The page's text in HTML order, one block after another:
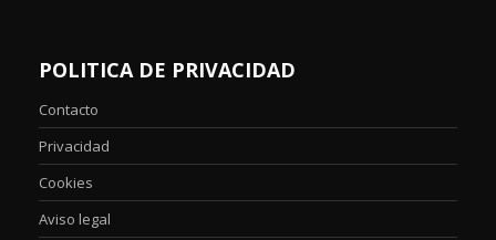
POLITICA DE PRIVACIDAD
Contacto
Privacidad
Cookies
Aviso legal